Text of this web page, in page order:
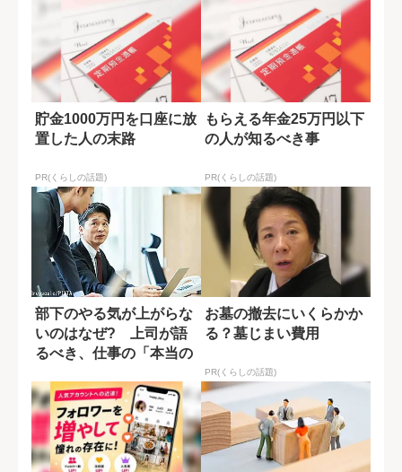
貯金1000万円を口座に放
置した人の末路
PR(くらしの話題)
もらえる年金25万円以下
の人が知るべき事
PR(くらしの話題)
部下のやる気が上がらな
いのはなぜ? 上司が語
るべき、仕事の「本当の
お墓の撤去にいくらかか
る？墓じまい費用
PR(くらしの話題)